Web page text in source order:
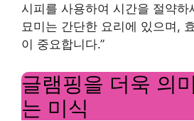
시피를 사용하여 시간을 절약하
묘미는 간단한 요리에 있으며,
이 중요합니다.”
글램핑을 더욱 의
는 미식